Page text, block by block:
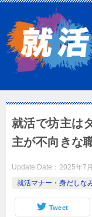
就活で坊主は
主が不向きな
Update Date： 2025年7
就活マナー・身だしな
Tweet